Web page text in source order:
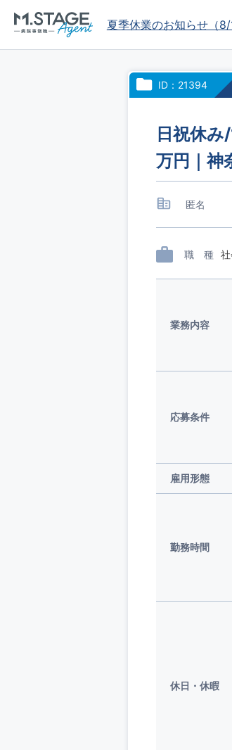
夏季休業のお知らせ（8/
ID：21394
日祝休
万円｜神
匿名
職 種
業務内容
応募条件
雇用形態
勤務時間
休日・休暇